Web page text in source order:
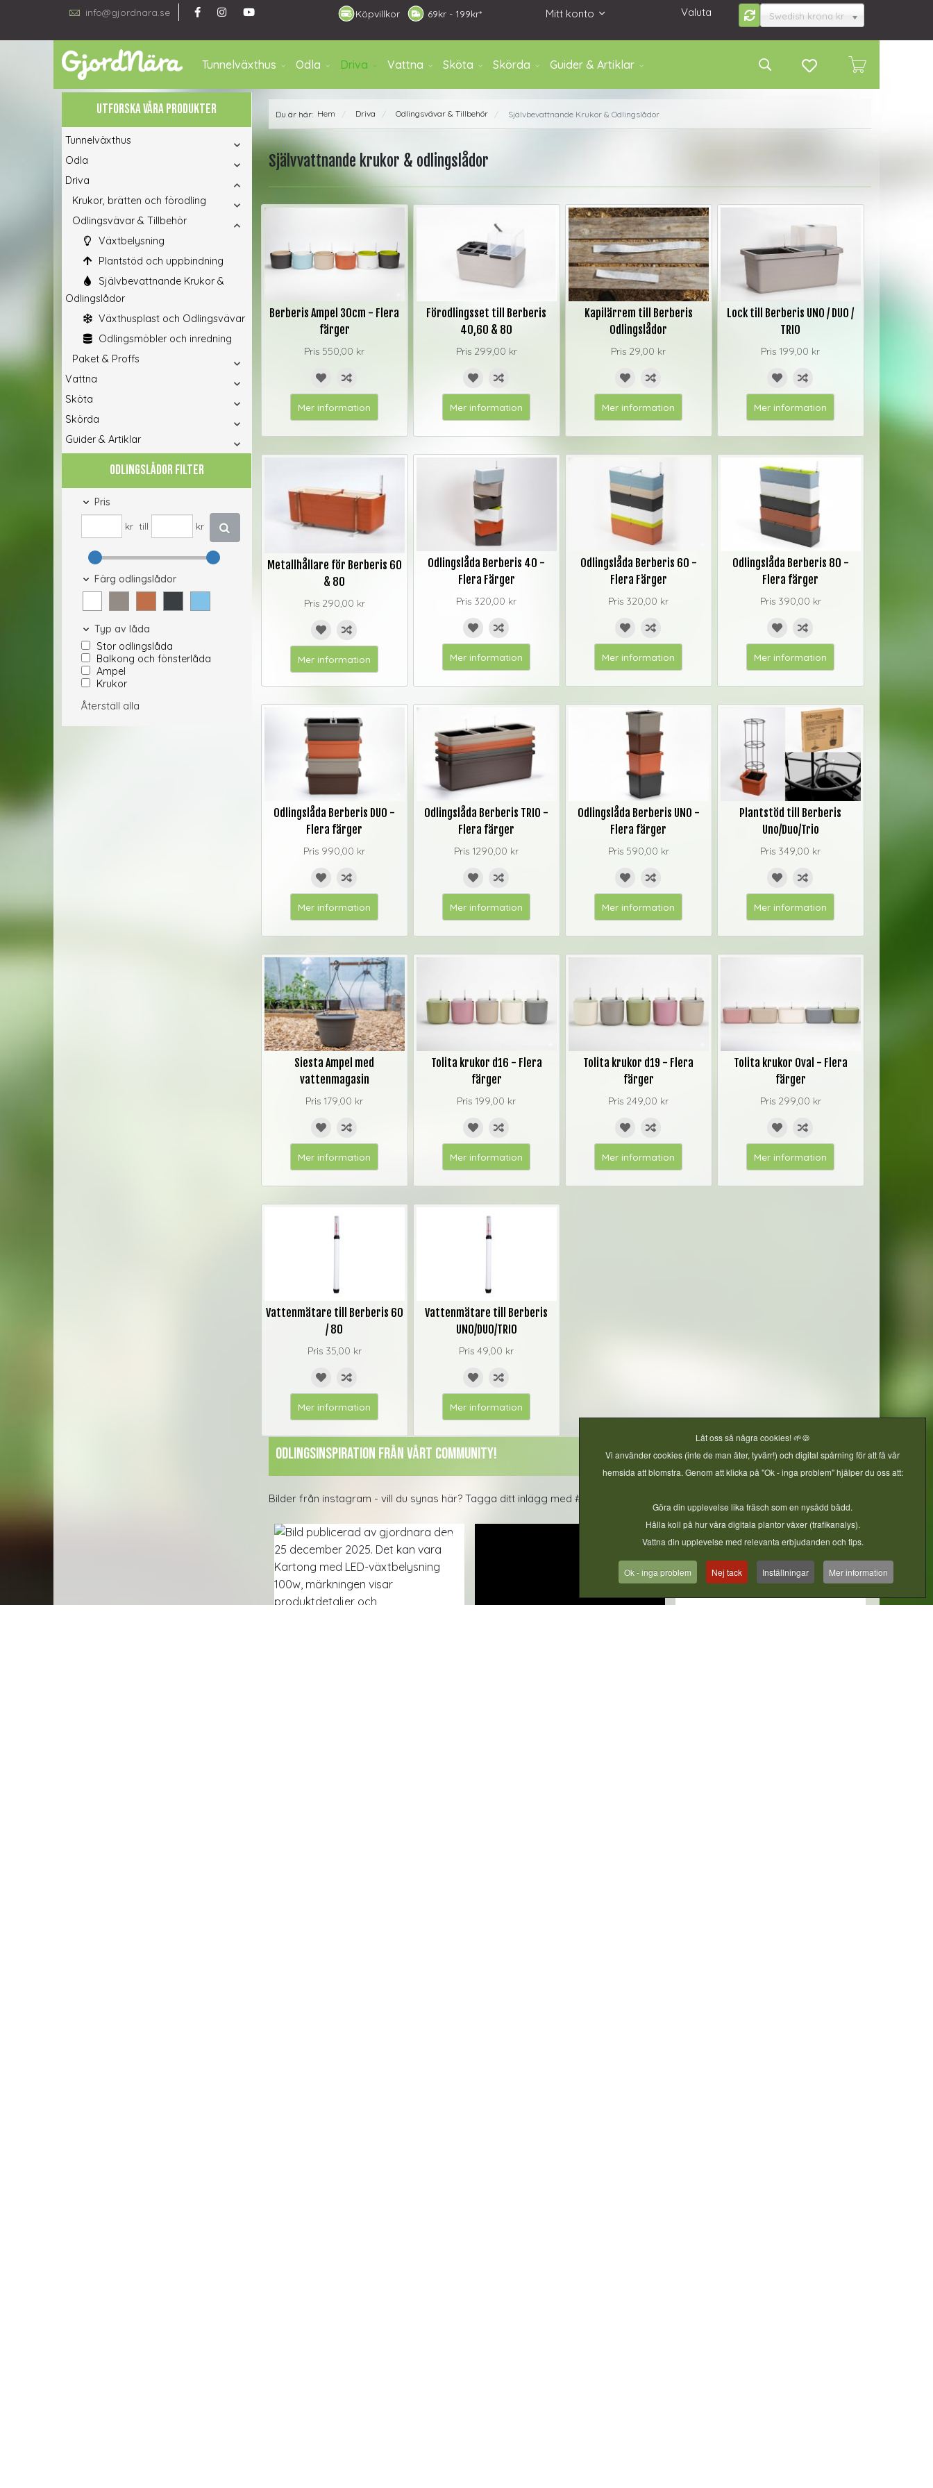
info@gjordnara.se Mitt konto
69kr - 199kr*
Köpvillkor Valuta Swedish krona kr
Tunnelväxthus Odla Driva Vattna Sköta Skörda Guider & Artiklar
UTFORSKA VÅRA PRODUKTER
Tunnelväxthus
Odla
Driva
Krukor, brätten och förodling
Odlingsvävar & Tillbehör
Växtbelysning
Plantstöd och uppbindning
Självbevattnande Krukor &
Odlingslådor
Växthusplast och Odlingsvävar
Odlingsmöbler och inredning
Paket & Proffs
Vattna
Sköta
Skörda
Guider & Artiklar
ODLINGSLÅDOR FILTER
Pris
kr till kr
Färg odlingslådor
Typ av låda
Stor odlingslåda
Balkong och fönsterlåda
Ampel
Krukor
Återställ alla
Du är här: Hem / Driva / Odlingsvävar & Tillbehör / Självbevattnande Krukor & Odlingslådor
Självvattnande krukor & odlingslådor
Berberis Ampel 30cm - Flera
färger
Pris 550,00 kr
Mer information
Förodlingsset till Berberis
40,60 & 80
Pris 299,00 kr
Mer information
Kapilärrem till Berberis
Odlingslådor
Pris 29,00 kr
Mer information
Lock till Berberis UNO / DUO /
TRIO
Pris 199,00 kr
Mer information
Metallhållare för Berberis 60
& 80
Pris 290,00 kr
Mer information
Odlingslåda Berberis 40 -
Flera Färger
Pris 320,00 kr
Mer information
Odlingslåda Berberis 60 -
Flera Färger
Pris 320,00 kr
Mer information
Odlingslåda Berberis 80 -
Flera färger
Pris 390,00 kr
Mer information
Odlingslåda Berberis DUO -
Flera färger
Pris 990,00 kr
Mer information
Odlingslåda Berberis TRIO -
Flera färger
Pris 1290,00 kr
Mer information
Odlingslåda Berberis UNO -
Flera färger
Pris 590,00 kr
Mer information
Plantstöd till Berberis
Uno/Duo/Trio
Pris 349,00 kr
Mer information
Siesta Ampel med
vattenmagasin
Pris 179,00 kr
Mer information
Tolita krukor d16 - Flera
färger
Pris 199,00 kr
Mer information
Tolita krukor d19 - Flera
färger
Pris 249,00 kr
Mer information
Tolita krukor Oval - Flera
färger
Pris 299,00 kr
Mer information
Vattenmätare till Berberis 60
/ 80
Pris 35,00 kr
Mer information
Vattenmätare till Berberis
UNO/DUO/TRIO
Pris 49,00 kr
Mer information
Odlingsinspiration från vårt Community!
Bilder från instagram - vill du synas här? Tagga ditt inlägg med #gjordnära
Låt oss så några cookies! 🌱🍪
Vi använder cookies (inte de man äter, tyvärr!) och digital spårning för att få vår
hemsida att blomstra. Genom att klicka på "Ok - inga problem" hjälper du oss att:
Göra din upplevelse lika fräsch som en nysådd bädd.
Hålla koll på hur våra digitala plantor växer (trafikanalys).
Vattna din upplevelse med relevanta erbjudanden och tips.
Ok - inga problem Nej tack Inställningar Mer information